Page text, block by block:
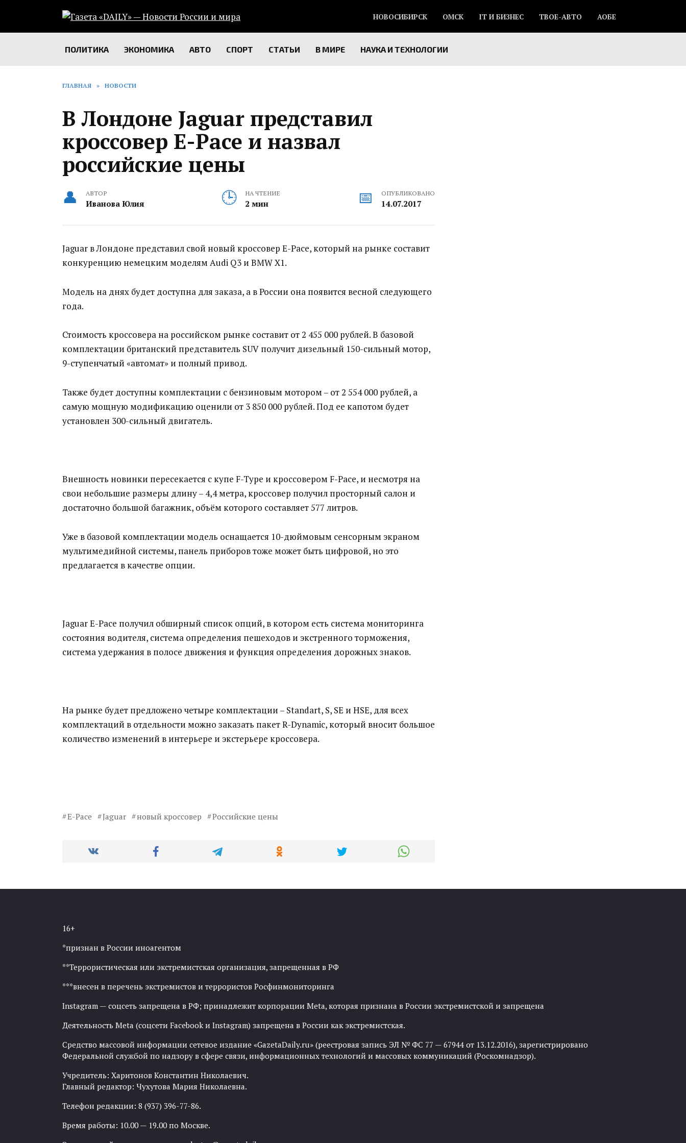
содержанию
НОВОСИБИРСК ОМСК IT И БИЗНЕС ТВОЕ-АВТО АОБЕ
ПОЛИТИКА ЭКОНОМИКА АВТО СПОРТ СТАТЬИ В МИРЕ НАУКА И ТЕХНОЛОГИИ
ГЛАВНАЯ » НОВОСТИ
В Лондоне Jaguar представил
кроссовер E-Pace и назвал
российские цены
АВТОР
Иванова Юлия
НА ЧТЕНИЕ
2 мин
ОПУБЛИКОВАНО
14.07.2017
Jaguar в Лондоне представил свой новый кроссовер E-Pace, который на рынке составит
конкуренцию немецким моделям Audi Q3 и BMW X1.
Модель на днях будет доступна для заказа, а в России она появится весной следующего
года.
Стоимость кроссовера на российском рынке составит от 2 455 000 рублей. В базовой
комплектации британский представитель SUV получит дизельный 150-сильный мотор,
9-ступенчатый «автомат» и полный привод.
Также будет доступны комплектации с бензиновым мотором – от 2 554 000 рублей, а
самую мощную модификацию оценили от 3 850 000 рублей. Под ее капотом будет
установлен 300-сильный двигатель.
Внешность новинки пересекается с купе F-Type и кроссовером F-Pace, и несмотря на
свои небольшие размеры длину – 4,4 метра, кроссовер получил просторный салон и
достаточно большой багажник, объём которого составляет 577 литров.
Уже в базовой комплектации модель оснащается 10-дюймовым сенсорным экраном
мультимедийной системы, панель приборов тоже может быть цифровой, но это
предлагается в качестве опции.
Jaguar E-Pace получил обширный список опций, в котором есть система мониторинга
состояния водителя, система определения пешеходов и экстренного торможения,
система удержания в полосе движения и функция определения дорожных знаков.
На рынке будет предложено четыре комплектации – Standart, S, SE и HSE, для всех
комплектаций в отдельности можно заказать пакет R-Dynamic, который вносит большое
количество изменений в интерьере и экстерьере кроссовера.
E-Pace Jaguar новый кроссовер Российские цены
16+
*признан в России иноагентом
**Террористическая или экстремистская организация, запрещенная в РФ
***внесен в перечень экстремистов и террористов Росфинмониторинга
Instagram — соцсеть запрещена в РФ; принадлежит корпорации Meta, которая признана в России экстремистской и запрещена
Деятельность Meta (соцсети Facebook и Instagram) запрещена в России как экстремистская.
Средство массовой информации сетевое издание «GazetaDaily.ru» (реестровая запись ЭЛ № ФС 77 — 67944 от 13.12.2016), зарегистрировано
Федеральной службой по надзору в сфере связи, информационных технологий и массовых коммуникаций (Роскомнадзор).
Учредитель: Харитонов Константин Николаевич.
Главный редактор: Чухутова Мария Николаевна.
Телефон редакции: 8 (937) 396-77-86.
Время работы: 10.00 — 19.00 по Москве.